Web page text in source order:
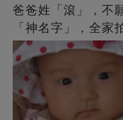
爸爸姓「滾」，不
「神名字」，全家